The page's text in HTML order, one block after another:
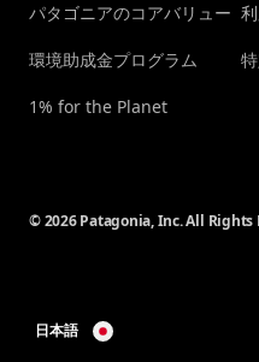
パタゴニアのコアバリュー
環境助成金プログラム
1% for the Planet
© 2026 Patagonia, Inc. All Rights
日本語